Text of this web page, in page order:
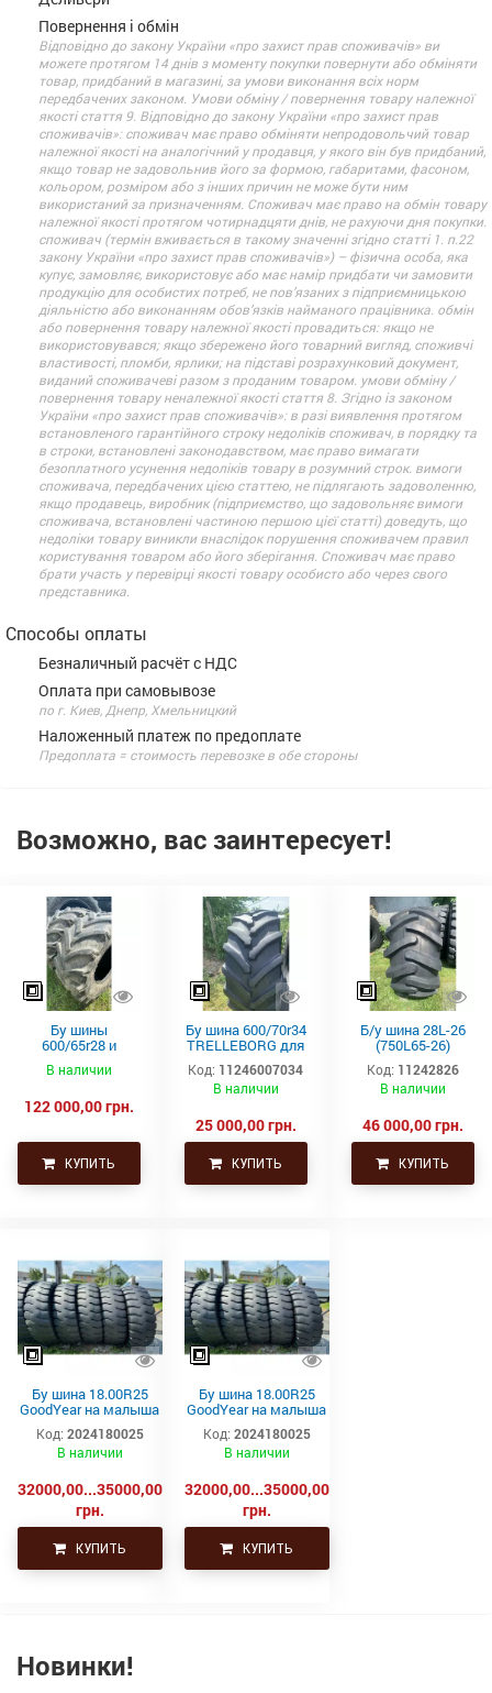
Повернення і обмін
Відповідно до закону України «про захист прав споживачів» ви
можете протягом 14 днів з моменту покупки повернути або обміняти
товар, придбаний в магазині, за умови виконання всіх норм
передбачених законом. Умови обміну / повернення товару належної
якості стаття 9. Відповідно до закону України «про захист прав
споживачів»: споживач має право обміняти непродовольчий товар
належної якості на аналогічний у продавця, у якого він був придбаний,
якщо товар не задовольнив його за формою, габаритами, фасоном,
кольором, розміром або з інших причин не може бути ним
використаний за призначенням. Споживач має право на обмін товару
належної якості протягом чотирнадцяти днів, не рахуючи дня покупки.
споживач (термін вживається в такому значенні згідно статті 1. п.22
закону України «про захист прав споживачів») – фізична особа, яка
купує, замовляє, використовує або має намір придбати чи замовити
продукцію для особистих потреб, не пов’язаних з підприємницькою
діяльністю або виконанням обов’язків найманого працівника. обмін
або повернення товару належної якості провадиться: якщо не
використовувався; якщо збережено його товарний вигляд, споживчі
властивості, пломби, ярлики; на підставі розрахунковий документ,
виданий споживачеві разом з проданим товаром. умови обміну /
повернення товару неналежної якості стаття 8. Згідно із законом
України «про захист прав споживачів»: в разі виявлення протягом
встановленого гарантійного строку недоліків споживач, в порядку та
в строки, встановлені законодавством, має право вимагати
безоплатного усунення недоліків товару в розумний строк. вимоги
споживача, передбачених цією статтею, не підлягають задоволенню,
якщо продавець, виробник (підприємство, що задовольняє вимоги
споживача, встановлені частиною першою цієї статті) доведуть, що
недоліки товару виникли внаслідок порушення споживачем правил
користування товаром або його зберігання. Споживач має право
брати участь у перевірці якості товару особисто або через свого
представника.
Способы оплаты
Безналичный расчёт с НДС
Оплата при самовывозе
по г. Киев, Днепр, Хмельницкий
Наложенный платеж по предоплате
Предоплата = стоимость перевозке в обе стороны
Возможно, вас заинтересует!
Бу шины
600/65r28 и
710/70r38
Goodyear для
deer
В наличии
122 000,00 грн.
КУПИТЬ
Бу шина 600/70r34
TRELLEBORG для
фенд трактора (с/
х)
Код: 11246007034
В наличии
25 000,00 грн.
КУПИТЬ
Б/у шина 28L-26
(750L65-26)
Alliance на
комбайн
Код: 11242826
В наличии
46 000,00 грн.
КУПИТЬ
Бу шина 18.00R25
GoodYear на малыша
Белаз
Код: 2024180025
В наличии
32000,00...35000,00
грн.
КУПИТЬ
Бу шина 18.00R25
GoodYear на малыша
Белаз
Код: 2024180025
В наличии
32000,00...35000,00
грн.
КУПИТЬ
Новинки!